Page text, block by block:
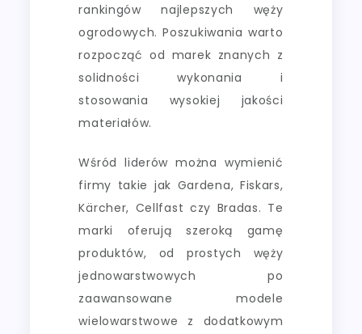
rankingów najlepszych węży
ogrodowych. Poszukiwania warto
rozpocząć od marek znanych z
solidności wykonania i
stosowania wysokiej jakości
materiałów.
Wśród liderów można wymienić
firmy takie jak Gardena, Fiskars,
Kärcher, Cellfast czy Bradas. Te
marki oferują szeroką gamę
produktów, od prostych węży
jednowarstwowych po
zaawansowane modele
wielowarstwowe z dodatkowym